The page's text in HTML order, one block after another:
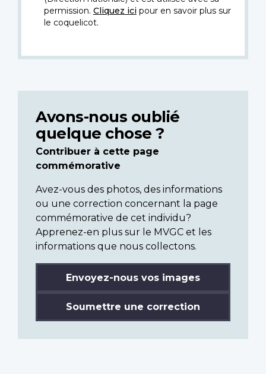
permission. Cliquez icipour en savoir plus sur
le coquelicot.
Avons-nous oublié
quelque chose ?
Contribuer à cette page
commémorative
Avez-vous des photos, des informations
ou une correction concernant la page
commémorative de cet individu?
Apprenez-en plus sur le MVGC et les
informations que nous collectons.
Envoyez-nous vos images
Soumettre une correction